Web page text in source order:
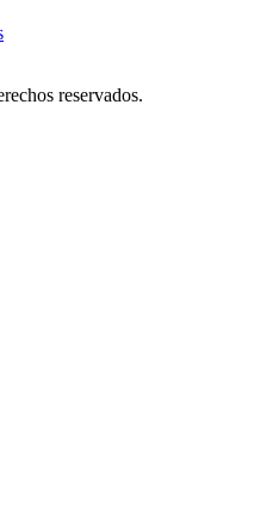
reservados.